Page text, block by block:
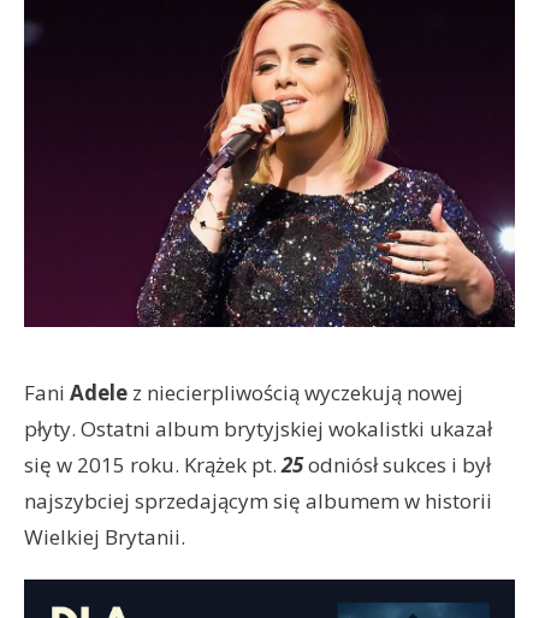
Fani Adele z niecierpliwością wyczekują nowej
płyty. Ostatni album brytyjskiej wokalistki ukazał
się w 2015 roku. Krążek pt.25odniósł sukces i był
najszybciej sprzedającym się albumem w historii
Wielkiej Brytanii.